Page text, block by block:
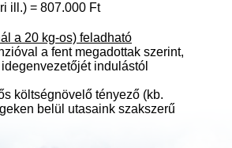
ill.) = 807.000 Ft
a 20 kg-os) feladható
a fent megadottak szerint,
indulástól
költségnövelő tényező (kb.
belül utasaink szakszerű